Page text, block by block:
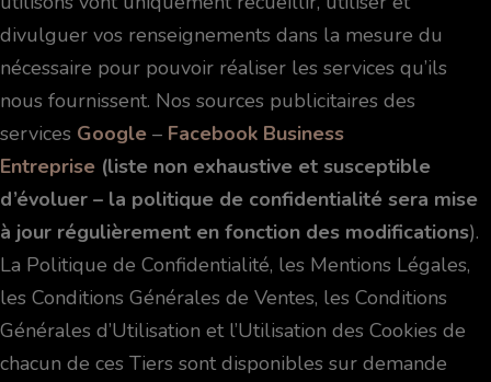
divulguer vos renseignements dans la mesure du
nécessaire pour pouvoir réaliser les services qu’ils
nous fournissent. Nos sources publicitaires des
services Google – Facebook Business
Entreprise (liste non exhaustive et susceptible
d’évoluer – la politique de confidentialité sera mise
à jour régulièrement en fonction des modifications).
La Politique de Confidentialité, les Mentions Légales,
les Conditions Générales de Ventes, les Conditions
Générales d’Utilisation et l’Utilisation des Cookies de
chacun de ces Tiers sont disponibles sur demande